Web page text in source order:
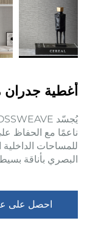
أغطية
ناعمًا مع الحفاظ
للمساحات
البصري بأناقة
احصل على